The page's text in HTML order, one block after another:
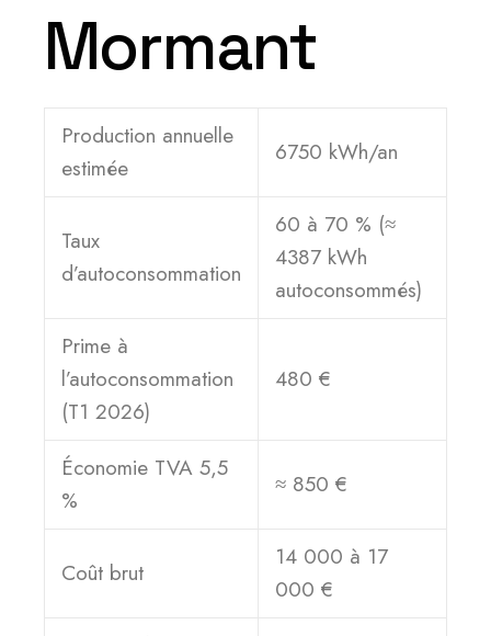
Mormant
Production annuelle
estimée
6750 kWh/an
Taux
d’autoconsommation
60 à 70 % (≈
4387 kWh
autoconsommés)
Prime à
l’autoconsommation
(T1 2026)
480 €
Économie TVA 5,5
%
≈ 850 €
Coût brut
14 000 à 17
000 €